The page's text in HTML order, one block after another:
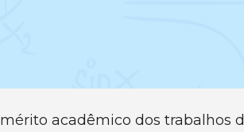
acadêmico dos trabalhos